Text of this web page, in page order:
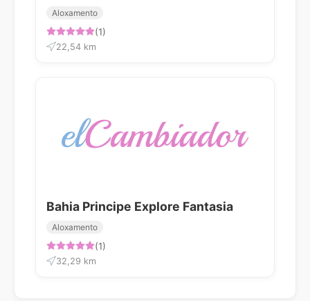
Aloxamento
(1)
22,54 km
Bahia Principe Explore Fantasia
Aloxamento
(1)
32,29 km